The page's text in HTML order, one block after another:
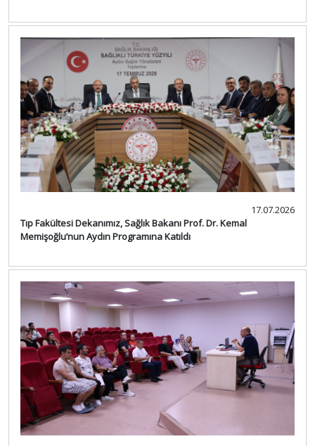
17.07.2026
Tıp Fakültesi Dekanımız, Sağlık Bakanı Prof. Dr. Kemal
Memişoğlu’nun Aydın Programına Katıldı